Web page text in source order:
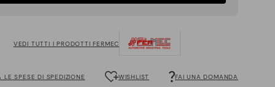
VEDI TUTTI I PRODOTTI FERMEC
LE SPESE DI SPEDIZIONE WISHLIST FAI UNA DOMANDA